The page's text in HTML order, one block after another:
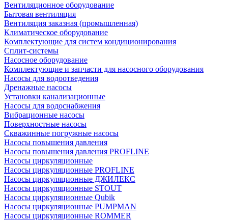
Вентиляционное оборудование
Бытовая вентиляция
Вентиляция заказная (промышленная)
Климатическое оборудование
Комплектующие для систем кондиционирования
Сплит-системы
Насосное оборудование
Комплектующие и запчасти для насосного оборудования
Насосы для водоотведения
Дренажные насосы
Установки канализационные
Насосы для водоснабжения
Вибрационные насосы
Поверхностные насосы
Скважинные погружные насосы
Насосы повышения давления
Насосы повышения давления PROFLINE
Насосы циркуляционные
Насосы циркуляционные PROFLINE
Насосы циркуляционные ДЖИЛЕКС
Насосы циркуляционные STOUT
Насосы циркуляционные Qubik
Насосы циркуляционные PUMPMAN
Насосы циркуляционные ROMMER